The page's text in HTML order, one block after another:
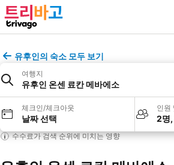
유후인의 숙소 모두 보기
여행지
유후인 온센 료칸 메바에소
체크인/체크아웃
날짜 선택
인원
2명,
수수료가 검색 순위에 미치는 영향